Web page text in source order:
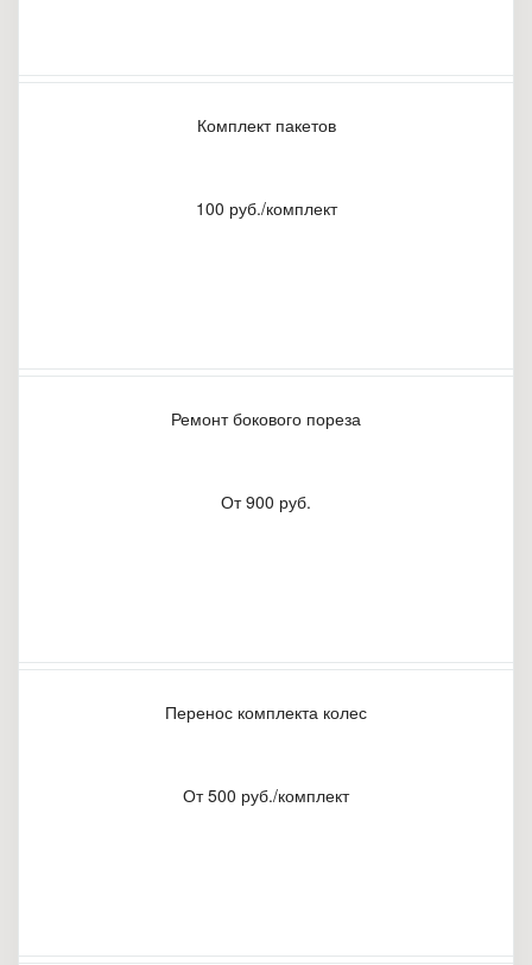
Комплект пакетов
100 руб./комплект
Ремонт бокового пореза
От 900 руб.
Перенос комплекта колес
От 500 руб./комплект